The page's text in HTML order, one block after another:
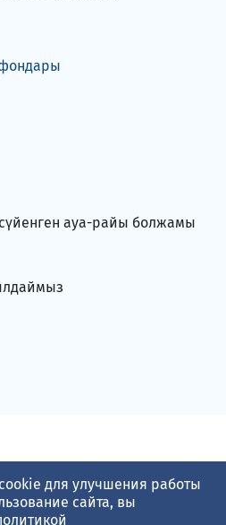
сүйенген ауа-райы болжамы
для улучшения работы
сайта, вы